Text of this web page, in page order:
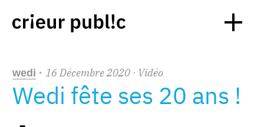
wedi · 16Décembre2020 · Vidéo
Wedi fête ses 20 ans !